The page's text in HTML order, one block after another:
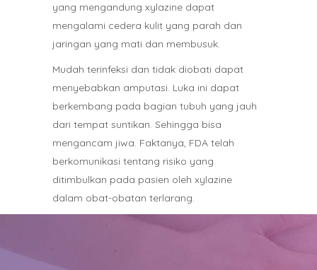
yang mengandung xylazine dapat
mengalami cedera kulit yang parah dan
jaringan yang mati dan membusuk.
Mudah terinfeksi dan tidak diobati dapat
menyebabkan amputasi. Luka ini dapat
berkembang pada bagian tubuh yang jauh
dari tempat suntikan. Sehingga bisa
mengancam jiwa. Faktanya, FDA telah
berkomunikasi tentang risiko yang
ditimbulkan pada pasien oleh xylazine
dalam obat-obatan terlarang.